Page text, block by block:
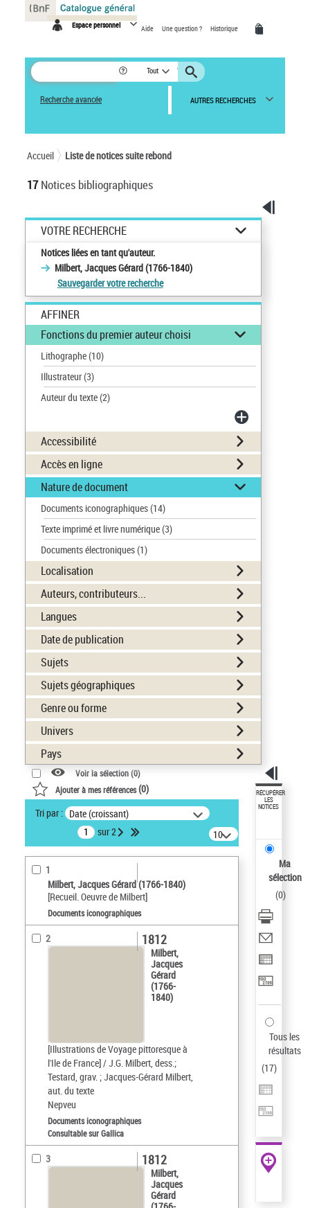
Espace personnel Aide Une question ? Historique
Tout
Recherche avancée AUTRES RECHERCHES
Accueil Liste de notices suite rebond
17Notices bibliographiques
VOTRE RECHERCHE
Notices liées en tant qu'auteur.
Milbert, Jacques Gérard (1766-1840)
Sauvegarder votre recherche
AFFINER
Fonctions du premier auteur choisi
Lithographe(10)
Illustrateur(3)
Auteur du texte(2)
Accessibilité
Accès en ligne
Nature de document
Documents iconographiques(14)
Texte imprimé et livre numérique(3)
Documents électroniques(1)
Localisation
Auteurs, contributeurs...
Langues
Date de publication
Sujets
Sujets géographiques
Genre ou forme
Univers
Pays
Voir la sélection (0)
Ajouter à mes références(0)
Tri par : Date (croissant)
sur 2
10
résultats/page
1
Milbert, Jacques Gérard (1766-1840)
[Recueil. Oeuvre de Milbert]
Documents iconographiques
2
Milbert,
Jacques
Gérard
(1766-
1840)
[Illustrations de Voyage pittoresque à
l'Ile de France] / J.G. Milbert, dess.;
Testard, grav. ; Jacques-Gérard Milbert,
aut. du texte
Nepveu
1812
Documents iconographiques
Consultable sur Gallica
3
Milbert,
Jacques
Gérard
1812
RÉCUPÉRER
LES
NOTICES
Ma
sélection
(0)
Tous les
résultats
(17)
Panneau de gestion des cookies